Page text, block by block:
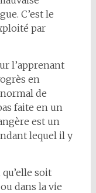
C’est le
par
l’apprenant
en
de
faite en un
est un
lequel il y
soit
dans la vie